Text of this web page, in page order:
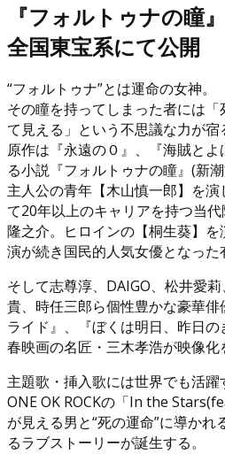
『フォルトゥナの瞳
全国東宝系にて公開
“フォルトゥナ”とは運命の女神。
その瞳を持ってしまった者には
て見える」という不思議な力が宿
原作は『永遠の０』、『海賊と
る小説『フォルトゥナの瞳』(新潮
主人公の青年【木山慎一郎】を
て20年以上のキャリアを持つ当
隆之介。ヒロインの【桐生葵】
演が続き国民的人気女優となった
そして志尊淳、DAIGO、松井愛
貴、時任三郎ら個性豊かな豪華
ライド』、『ぼくは明日、昨日
春映画の名匠・三木孝浩が映像化
主題歌・挿入歌には世界でも活
ONE OK ROCKの「In the
が見える男と“死の運命”に導かれ
るラブストーリーが誕生する。